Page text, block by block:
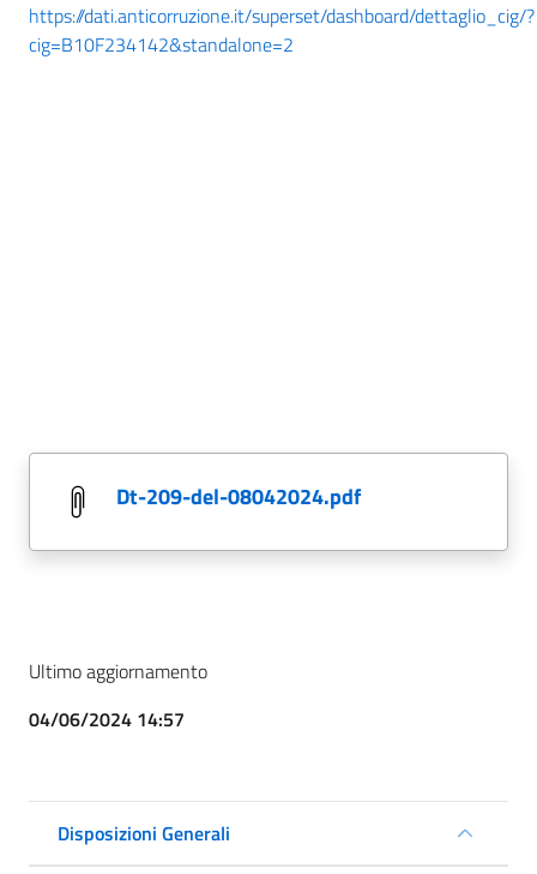
https://dati.anticorruzione.it/superset/dashboard/dettaglio_cig/?
cig=B10F234142&standalone=2
dt-209-del-08042024.pdf
Ultimo aggiornamento
04/06/2024 14:57
Disposizioni Generali